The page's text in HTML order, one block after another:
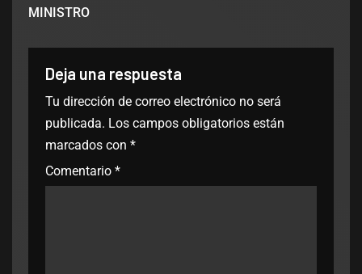
MINISTRO
Deja una respuesta
Tu dirección de correo electrónico no será
publicada. Los campos obligatorios están
marcados con *
Comentario *